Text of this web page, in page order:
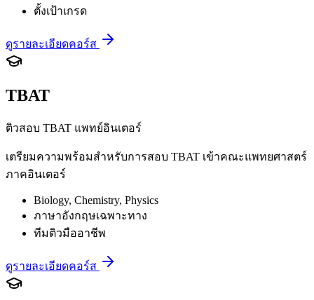
ตั้งเป้าเกรด
ดูรายละเอียดคอร์ส
TBAT
ติวสอบ TBAT แพทย์อินเตอร์
เตรียมความพร้อมสำหรับการสอบ TBAT เข้าคณะแพทยศาสตร์
ภาคอินเตอร์
Biology, Chemistry, Physics
ภาษาอังกฤษเฉพาะทาง
ทีมติวมืออาชีพ
ดูรายละเอียดคอร์ส